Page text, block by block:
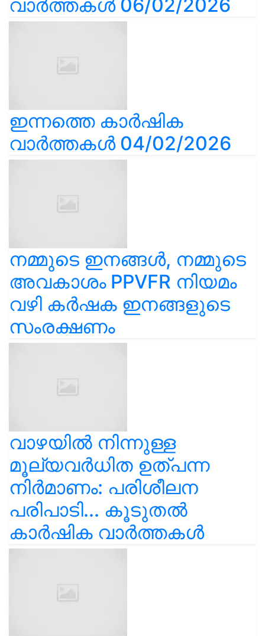
വാർത്തകൾ 06/02/2026
ഇന്നത്തെ കാർഷിക
വാർത്തകൾ 04/02/2026
നമ്മുടെ ഇനങ്ങൾ, നമ്മുടെ
അവകാശം PPVFR നിയമം
വഴി കർഷക ഇനങ്ങളുടെ
സംരക്ഷണം
വാഴയിൽ നിന്നുള്ള
മൂല്യവർധിത ഉത്പന്ന
നിർമാണം: പരിശീലന
പരിപാടി... കൂടുതൽ
കാർഷിക വാർത്തകൾ